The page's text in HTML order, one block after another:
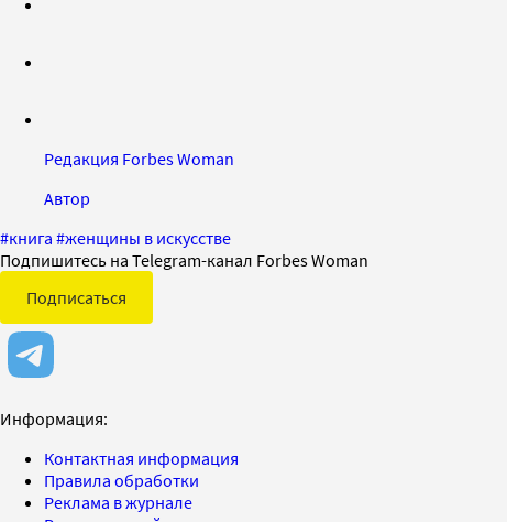
Редакция Forbes Woman
Автор
#книга #женщины в искусстве
Подпишитесь на Telegram-канал Forbes Woman
Подписаться
Информация:
Контактная информация
Правила обработки
Реклама в журнале